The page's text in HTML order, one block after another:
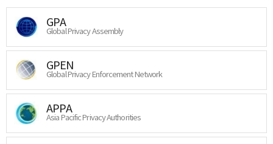
GPA
Global Privacy Assembly
GPEN
Global Privacy Enforcement Network
APPA
Asia Pacific Privacy Authorities